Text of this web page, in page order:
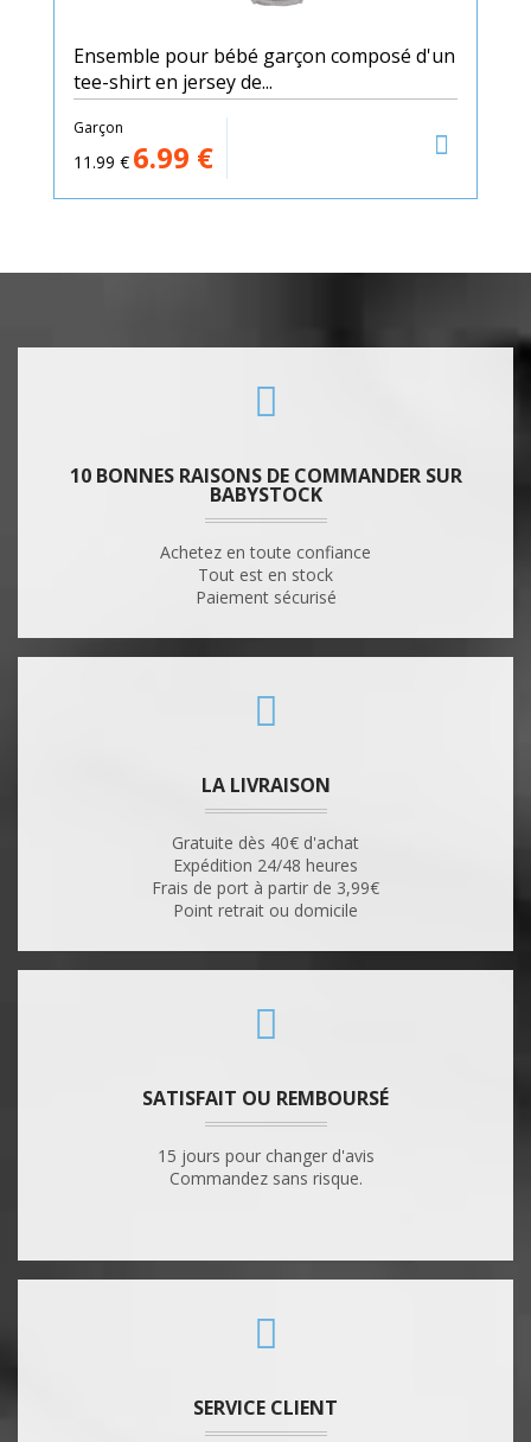
Ensemble pour bébé garçon composé d'un
tee-shirt en jersey de...
Garçon
11.99 € 6.99 €
10 BONNES RAISONS DE COMMANDER SUR
BABYSTOCK
Achetez en toute confiance
Tout est en stock
Paiement sécurisé
LA LIVRAISON
Gratuite dès 40€ d'achat
Expédition 24/48 heures
Frais de port à partir de 3,99€
Point retrait ou domicile
SATISFAIT OU REMBOURSÉ
15 jours pour changer d'avis
Commandez sans risque.
SERVICE CLIENT